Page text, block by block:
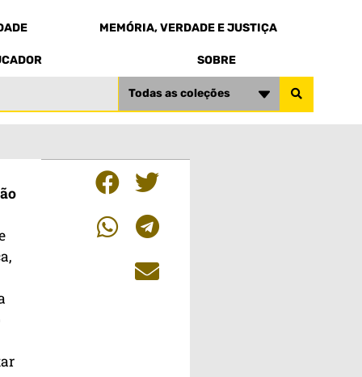
MEMÓRIA, VERDADE E JUSTIÇA
SOBRE
Todas as coleções